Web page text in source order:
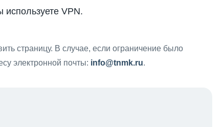
VPN.
страницу. В случае, если ограничение было
электронной почты: info@tnmk.ru.